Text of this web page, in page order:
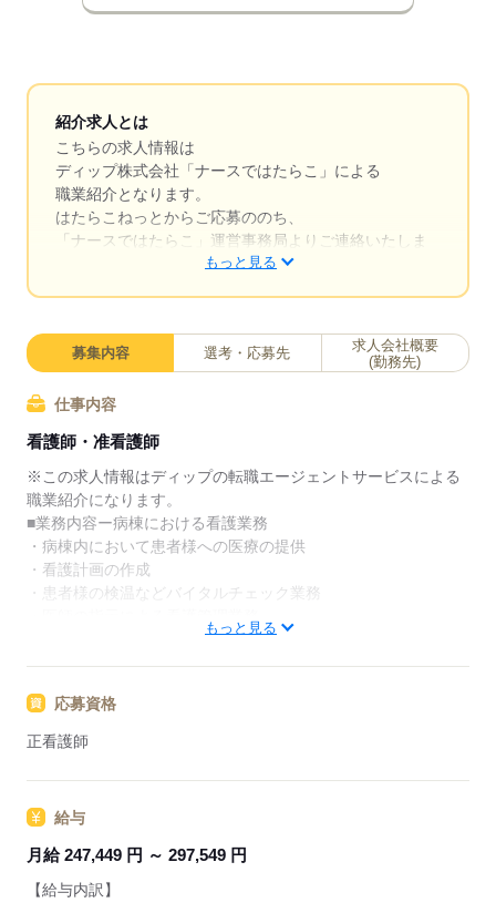
紹介求人とは
こちらの求人情報は
ディップ株式会社「ナースではたらこ」による
職業紹介となります。
はたらこねっとからご応募ののち、
「ナースではたらこ」運営事務局よりご連絡いたしま
求職中の看護師さんの転職を専任の
キャリアアドバイザーが入職まで無料でサポートいた
日本最大級の求人情報の中からぴったりな求人をご紹
介。
履歴書作成のアドバイスや面接日の調整だけでなく、
お給料、お休み、入職時期の交渉もサポートします。
【もちろん無料】
費用は一切かかりません。
もっと見る
募集内容 選考・応募先
求人会社概要
(勤務先)
仕事内容
看護師・准看護師
※この求人情報はディップの転職エージェントサービスによる
職業紹介になります。
■業務内容ー病棟における看護業務
・病棟内において患者様への医療の提供
・看護計画の作成
・患者様の検温などバイタルチェック業務
・医師診療の補助、採血・点滴等の処置、入院患者様のケア
一般病棟・療養病棟・結核病棟を有しているため、幅広い看護
に携わることができます！
『おかやま子育て応援宣言企業』に登録し、仕事と家庭の両立
年間休日が126日あり、メリハリをつけた勤務が可能です。
賞与も4.4ヶ月の支給とモチベーションになります！
もっと見る
応募資格
正看護師
給与
月給 247,449 円 ～ 297,549 円
【給与内訳】